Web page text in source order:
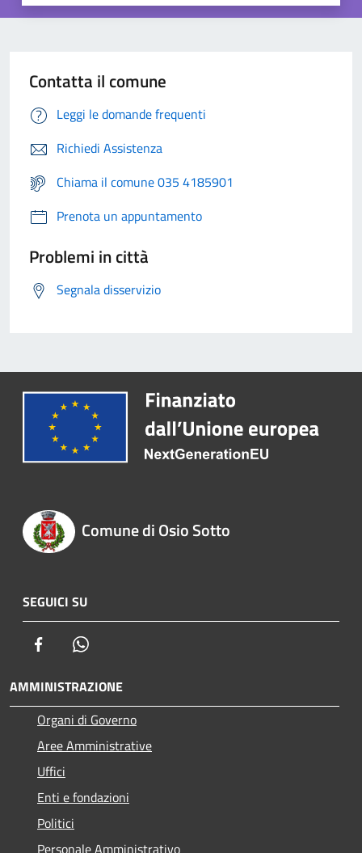
Contatta il comune
Leggi le domande frequenti
Richiedi Assistenza
Chiama il comune 035 4185901
Prenota un appuntamento
Problemi in città
Segnala disservizio
Comune di Osio Sotto
SEGUICI SU
Facebook
AMMINISTRAZIONE
Organi di Governo
Aree Amministrative
Uffici
Enti e fondazioni
Politici
Personale Amministrativo